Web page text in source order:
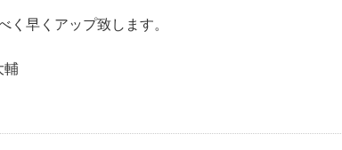
く早くアップ致します。